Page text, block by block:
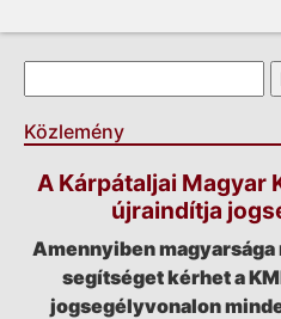
Keresés űrlap
Keresés
Közlemény
A Kárpátaljai Magyar
újraindítja
Amennyiben
segítséget kérhet a
jogsegélyvonalon